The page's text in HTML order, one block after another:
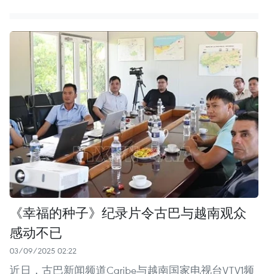
《幸福的种子》纪录片令古巴与越南观众
感动不已
03/09/2025 02:22
近日，古巴新闻频道Caribe与越南国家电视台VTV1频